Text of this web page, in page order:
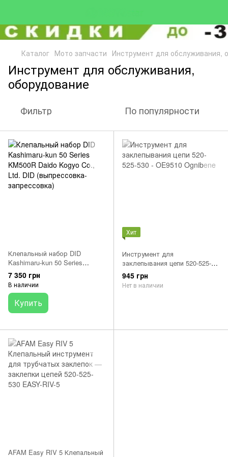
Каталог Мото запчасти Инструмент для обслуживания,
Инструмент для обслуживания,
оборудование
Фильтр По популярности
Клепальный набор DID
Kashimaru-kun 50 Series
KM500R Daido Kogyo Co., Ltd.
DID (выпрессовка-
запрессовка)
7 350 грн
В наличии
Купить
Хит
Инструмент для
заклепывания цепи 520-525-
530 - OE9510 Ognibene
945 грн
Нет в наличии
AFAM Easy RIV 5 Клепальный